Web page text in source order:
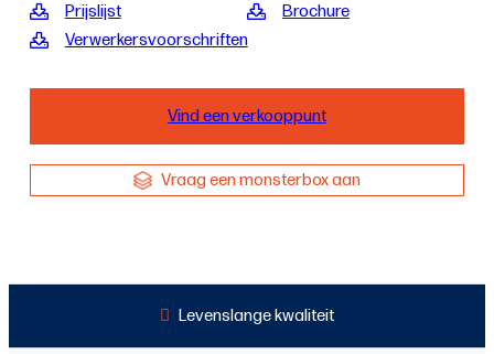
Prijslijst
Verwerkersvoorschriften
Brochure
Vind een verkooppunt
Vraag een monsterbox aan
Levenslange kwaliteit